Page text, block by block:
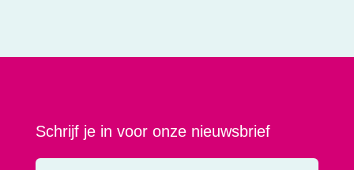
Schrijf je in voor onze nieuwsbrief